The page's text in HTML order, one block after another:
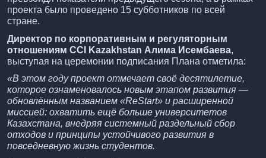
проекта было проведено 15 субботников по всей
стране.
Директор по корпоративным и регуляторным
отношениям CCI Kazakhstan Алима Исембаева,
выступая на церемонии подписания Плана отметила:
«В этом году проект отмечает своё десятилетие,
которое ознаменовалось новым этапом развития —
обновлённым названием «ReStart» и расширенной
миссией: охватить ещё больше университетов
Казахстана, внедряя системный раздельный сбор
отходов и принципы устойчивого развития в
повседневную жизнь студентов.